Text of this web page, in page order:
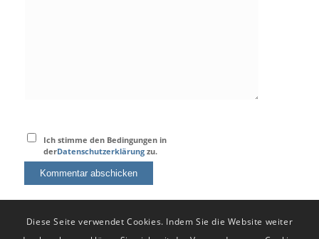
Ich stimme den Bedingungen in
derDatenschutzerklärung zu.
Diese Seite verwendet Cookies. Indem Sie die Website weiter